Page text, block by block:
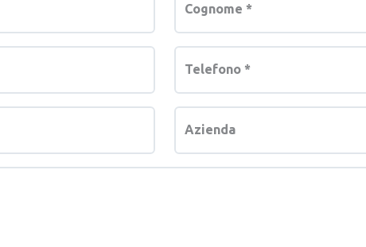
Cognome *
Telefono *
Azienda